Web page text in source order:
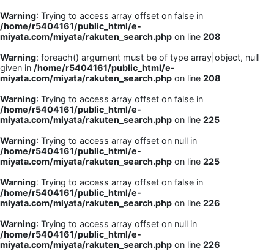
Warning: Trying to access array offset on false in
/home/r5404161/public_html/e-
miyata.com/miyata/rakuten_search.php on line 208
Warning: foreach() argument must be of type array|object, null
given in /home/r5404161/public_html/e-
miyata.com/miyata/rakuten_search.php on line 208
Warning: Trying to access array offset on false in
/home/r5404161/public_html/e-
miyata.com/miyata/rakuten_search.php on line 225
Warning: Trying to access array offset on null in
/home/r5404161/public_html/e-
miyata.com/miyata/rakuten_search.php on line 225
Warning: Trying to access array offset on false in
/home/r5404161/public_html/e-
miyata.com/miyata/rakuten_search.php on line 226
Warning: Trying to access array offset on null in
/home/r5404161/public_html/e-
miyata.com/miyata/rakuten_search.php on line 226